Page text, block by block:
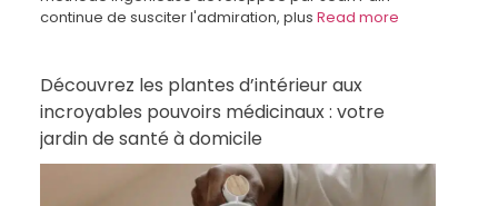
continue de susciter l'admiration, plus Read more
Découvrez les plantes d’intérieur aux
incroyables pouvoirs médicinaux : votre
jardin de santé à domicile